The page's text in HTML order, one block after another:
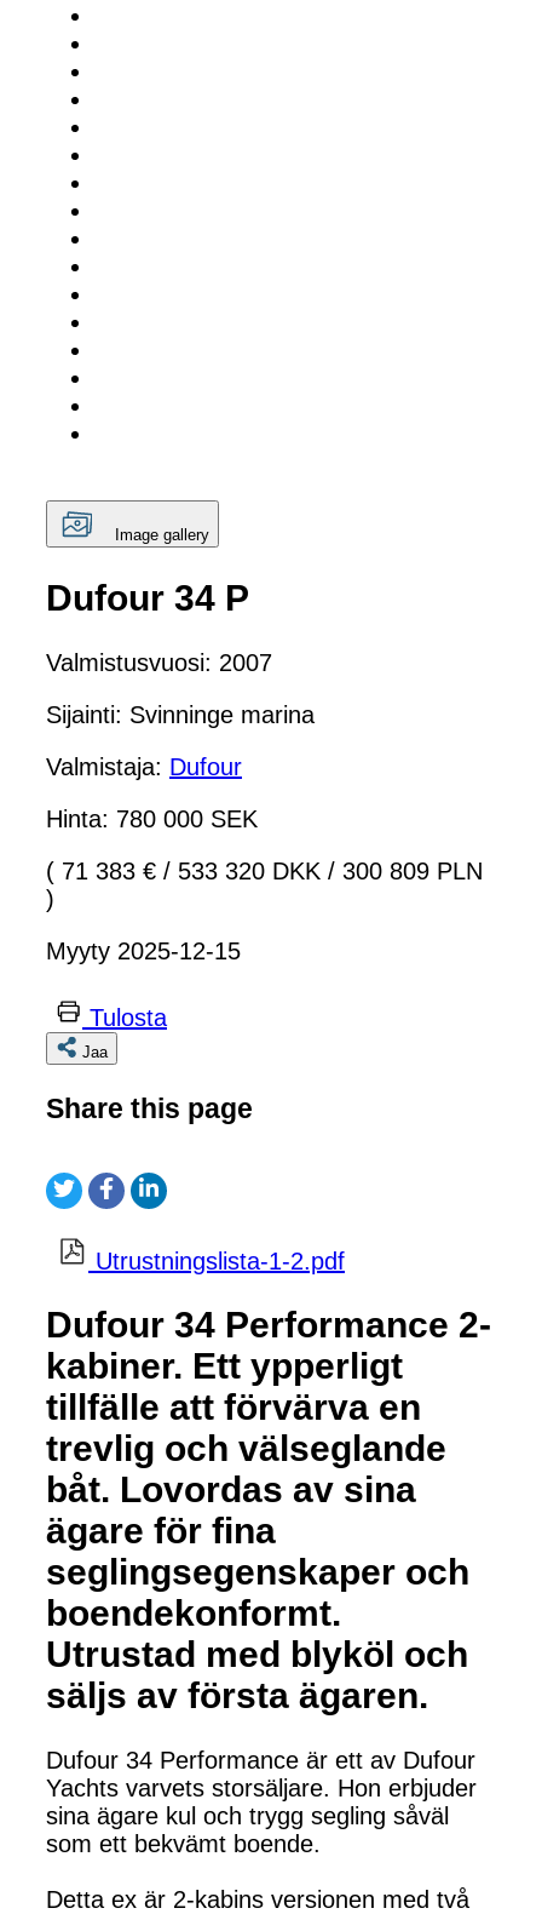
Image gallery
Dufour 34 P
Valmistusvuosi: 2007
Sijainti: Svinninge marina
Valmistaja: Dufour
Hinta: 780 000 SEK
( 71 383 € / 533 320 DKK / 300 809 PLN
)
Myyty 2025-12-15
Tulosta
Jaa
Share this page
Utrustningslista-1-2.pdf
Dufour 34 Performance 2-
kabiner. Ett ypperligt
tillfälle att förvärva en
trevlig och välseglande
båt. Lovordas av sina
ägare för fina
seglingsegenskaper och
boendekonformt.
Utrustad med blyköl och
säljs av första ägaren.
Dufour 34 Performance är ett av Dufour
Yachts varvets storsäljare. Hon erbjuder
sina ägare kul och trygg segling såväl
som ett bekvämt boende.
Detta ex är 2-kabins versionen med två